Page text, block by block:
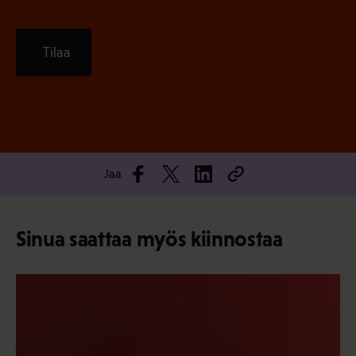
Tilaa
Jaa
Sinua saattaa myös kiinnostaa